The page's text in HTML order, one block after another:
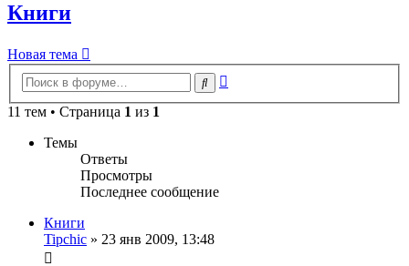
Книги
Новая тема
Поиск
11 тем • Страница 1 из 1
Темы
Ответы
Просмотры
Последнее сообщение
Книги
Tipchic » 23 янв 2009, 13:48